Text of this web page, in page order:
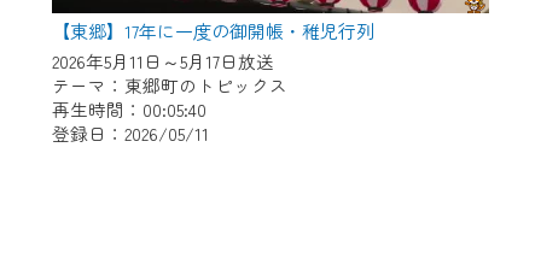
【東郷】17年に一度の御開帳・稚児行列
2026年5月11日～5月17日放送
テーマ：東郷町のトピックス
再生時間：00:05:40
登録日：2026/05/11